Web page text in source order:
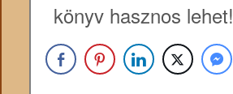
könyv hasznos lehet!